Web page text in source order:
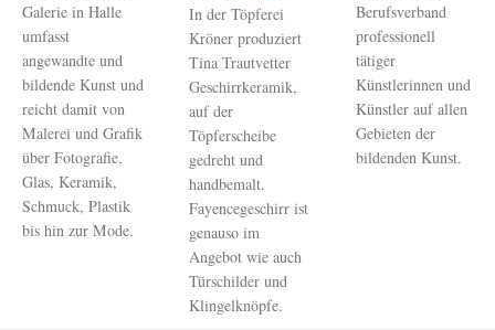
Galerie in Halle
umfasst
angewandte und
bildende Kunst und
reicht damit von
Malerei und Grafik
über Fotografie,
Glas, Keramik,
Schmuck, Plastik
bis hin zur Mode.
In der Töpferei
Kröner produziert
Tina Trautvetter
Geschirrkeramik,
auf der
Töpferscheibe
gedreht und
handbemalt.
Fayencegeschirr ist
genauso im
Angebot wie auch
Türschilder und
Klingelknöpfe.
Berufsverband
professionell
tätiger
Künstlerinnen und
Künstler auf allen
Gebieten der
bildenden Kunst.